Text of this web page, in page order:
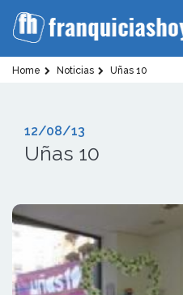
Home Noticias Uñas 10
12/08/13
Uñas 10